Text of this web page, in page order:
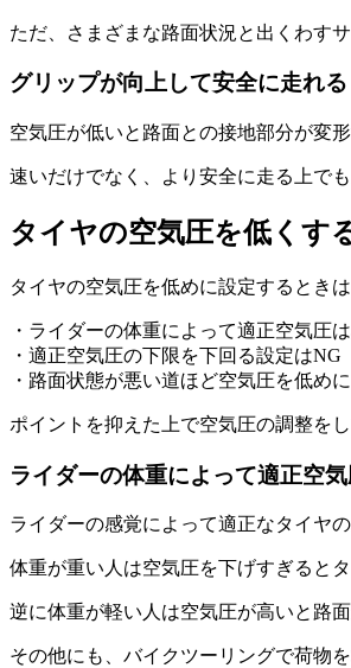
ただ、さまざまな路面状況と出くわす
グリップが向上して安全に走れる
空気圧が低いと路面との接地部分が変
速いだけでなく、より安全に走る上で
タイヤの空気圧を低くす
タイヤの空気圧を低めに設定するとき
・ライダーの体重によって適正空気圧
・適正空気圧の下限を下回る設定はNG
・路面状態が悪い道ほど空気圧を低め
ポイントを抑えた上で空気圧の調整をし
ライダーの体重によって適正空
ライダーの感覚によって適正なタイヤ
体重が重い人は空気圧を下げすぎると
逆に体重が軽い人は空気圧が高いと路
その他にも、バイクツーリングで荷物